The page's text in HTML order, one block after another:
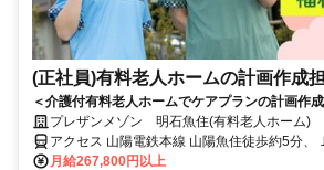
(正社員)有料老人ホームの計画作成
＜介護付有料老人ホームでケアプランの計画作
ービスを提供♪＞利用者様とご家族が満足できる
ニング♪介護計画作成担当者として働きません
プレザンメゾン 明石魚住(有料老人ホーム)
アクセス 山陽電鉄本線 山陽魚住徒歩約5分、
口徒歩約13分、山陽電鉄本線 西江井ヶ島徒歩
月給267,800円以上